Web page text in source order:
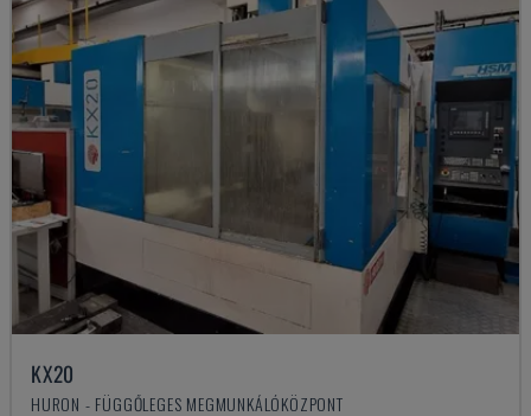
KX20
HURON - FÜGGŐLEGES MEGMUNKÁLÓKÖZPONT